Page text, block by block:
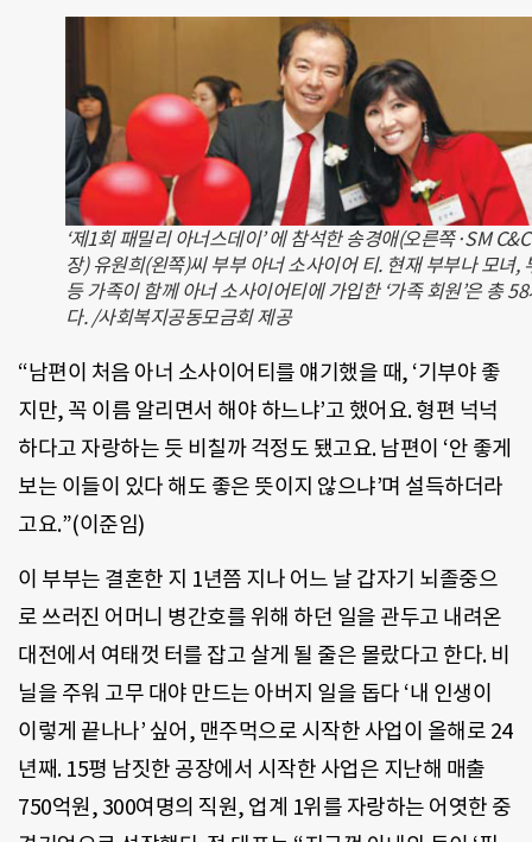
‘제1회 패밀리 아너스데이’ 에 참석한 송경애(오른쪽·SM
장) 유원희(왼쪽)씨 부부 아너 소사이어 티. 현재 부부나 모녀,
등 가족이 함께 아너 소사이어티에 가입한 ‘가족 회원’은 총
다. /사회복지공동모금회 제공
“남편이 처음 아너 소사이어티를 얘기했을 때, ‘기부야 좋
지만, 꼭 이름 알리면서 해야 하느냐’고 했어요. 형편 넉넉
하다고 자랑하는 듯 비칠까 걱정도 됐고요. 남편이 ‘안 좋게
보는 이들이 있다 해도 좋은 뜻이지 않으냐’며 설득하더라
고요.”(이준임)
이 부부는 결혼한 지 1년쯤 지나 어느 날 갑자기 뇌졸중으
로 쓰러진 어머니 병간호를 위해 하던 일을 관두고 내려온
대전에서 여태껏 터를 잡고 살게 될 줄은 몰랐다고 한다. 비
닐을 주워 고무 대야 만드는 아버지 일을 돕다 ‘내 인생이
이렇게 끝나나’ 싶어, 맨주먹으로 시작한 사업이 올해로 24
년째. 15평 남짓한 공장에서 시작한 사업은 지난해 매출
750억원, 300여명의 직원, 업계 1위를 자랑하는 어엿한 중